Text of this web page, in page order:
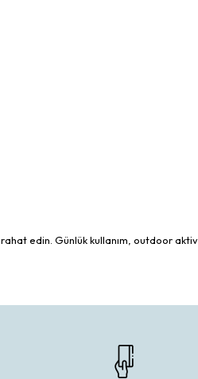
edin. Günlük kullanım, outdoor